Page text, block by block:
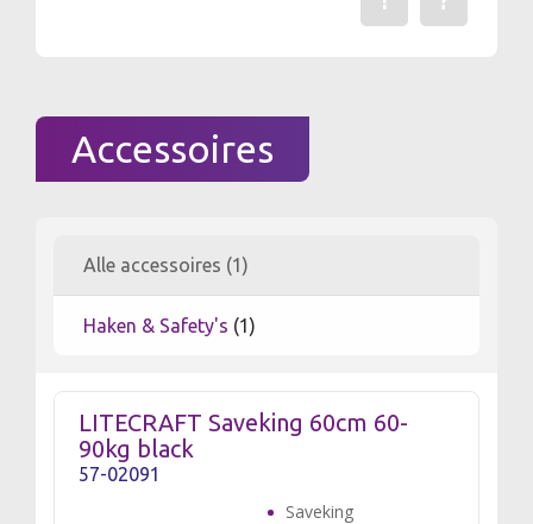
Accessoires
Alle accessoires (1)
Haken & Safety's (1)
LITECRAFT Saveking 60cm 60-
90kg black
57-02091
Saveking